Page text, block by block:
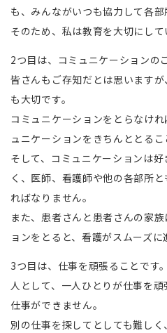
も、みんながいつも協力して各部
そのため、私は教育を大切にして
2つ目は、コミュニケーションの
皆さんもご存知だとは思います
も大切です。
コミュニケーションをとらなけ
ュニケーションをきちんととるこ
そして、コミュニケーションは
く、医師、看護師や他の各部所
ればなりません。
また、患者さんと患者さんの家
ョンをとると、看護がスムーズに
3つ目は、仕事を頑張ることです。
人として、一人ひとりが仕事を
仕事ができません。
別の仕事を探してとしても難し